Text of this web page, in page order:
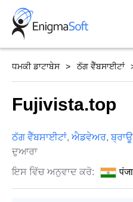
Skip
content
ਧਮਕੀ ਡਾਟਾਬੇਸ ਠੱਗ ਵੈੱਬਸਾਈਟਾਂ
Fujivista.top
ਠੱਗ ਵੈੱਬਸਾਈਟਾਂ, ਐਡਵੇਅਰ,
ਦੁਆਰਾ
ਇਸ ਵਿੱਚ ਅਨੁਵਾਦ ਕਰੋ: